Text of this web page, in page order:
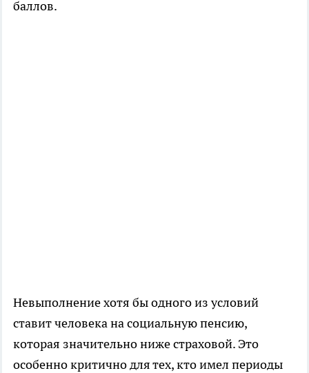
баллов.
Невыполнение хотя бы одного из условий
ставит человека на социальную пенсию,
которая значительно ниже страховой. Это
особенно критично для тех, кто имел периоды